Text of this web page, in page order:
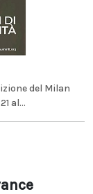
del Milan
al...